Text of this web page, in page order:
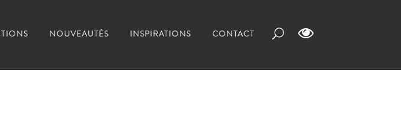
NOUVEAUTÉS INSPIRATIONS CONTACT